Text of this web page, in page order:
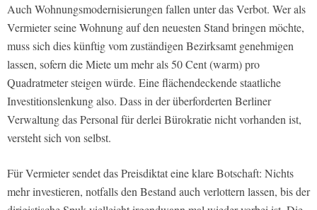
Auch Wohnungsmodernisierungen fallen unter das Verbot. Wer als
Vermieter seine Wohnung auf den neuesten Stand bringen möchte,
muss sich dies künftig vom zuständigen Bezirksamt genehmigen
lassen, sofern die Miete um mehr als 50 Cent (warm) pro
Quadratmeter steigen würde. Eine flächendeckende staatliche
Investitionslenkung also. Dass in der überforderten Berliner
Verwaltung das Personal für derlei Bürokratie nicht vorhanden ist,
versteht sich von selbst.
Für Vermieter sendet das Preisdiktat eine klare Botschaft: Nichts
mehr investieren, notfalls den Bestand auch verlottern lassen, bis der